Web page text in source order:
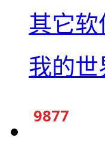
其它软
我的世